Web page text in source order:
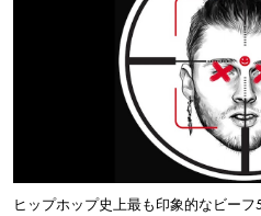
ヒップホップ史上最も印象的なビー